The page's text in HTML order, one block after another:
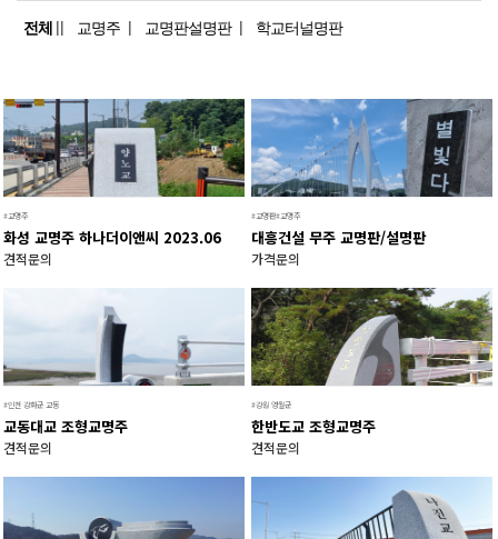
머릿돌/준공석 교명주/교명판 실명제/관로석 기념식수비
웅산석재쇼핑몰
시공사례
시공갤러리
고객지원
자주하는질문
전체 교명주 교명판설명판 학교터널명판
#교명주
화성 교명주 하나더이앤씨 2023.06
견적문의
#교명판#교명주
대흥건설 무주 교명판/설명판
가격문의
#인천 강화군 교동
교동대교 조형교명주
견적문의
#강원 영월군
한반도교 조형교명주
견적문의